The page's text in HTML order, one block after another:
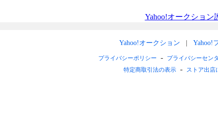
Yahoo!オークション
Yahoo!オークション Yahoo!
プライバシーポリシー
プライバシーセン
特定商取引法の表示
ストア出店